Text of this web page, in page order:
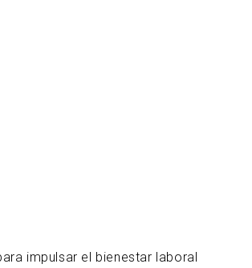
impulsar el bienestar laboral